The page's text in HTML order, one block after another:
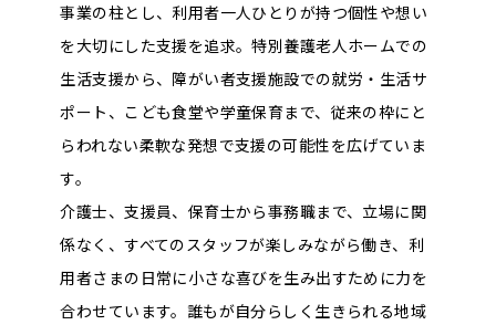
事業の柱とし、利用者一人ひとりが持つ個性や想い
を大切にした支援を追求。特別養護老人ホームでの
生活支援から、障がい者支援施設での就労・生活サ
ポート、こども食堂や学童保育まで、従来の枠にと
らわれない柔軟な発想で支援の可能性を広げていま
す。
介護士、支援員、保育士から事務職まで、立場に関
係なく、すべてのスタッフが楽しみながら働き、利
用者さまの日常に小さな喜びを生み出すために力を
合わせています。誰もが自分らしく生きられる地域